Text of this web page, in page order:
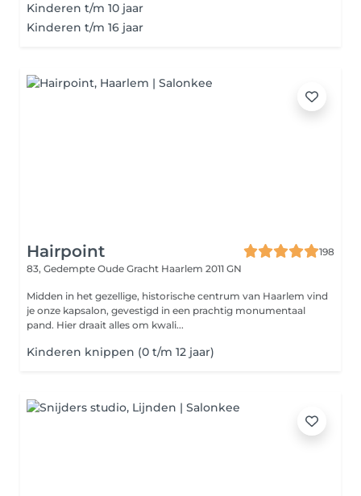
Kinderen t/m 10 jaar
Kinderen t/m 16 jaar
Hairpoint
198
83, Gedempte Oude Gracht Haarlem 2011 GN
Midden in het gezellige, historische centrum van Haarlem vind
je onze kapsalon, gevestigd in een prachtig monumentaal
pand. Hier draait alles om kwali...
Kinderen knippen (0 t/m 12 jaar)